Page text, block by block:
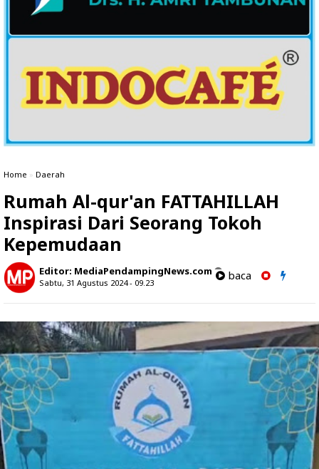
Home » Daerah
Rumah Al-qur'an FATTAHILLAH
Inspirasi Dari Seorang Tokoh
Kepemudaan
Editor: MediaPendampingNews.com
Sabtu, 31 Agustus 2024 - 09.23
baca